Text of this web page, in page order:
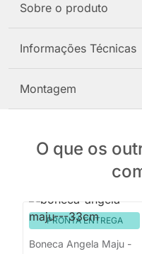
Sobre o produto
Informações Técnicas
Montagem
O que os
PRONTA ENTREGA
Boneca Angela Maju -